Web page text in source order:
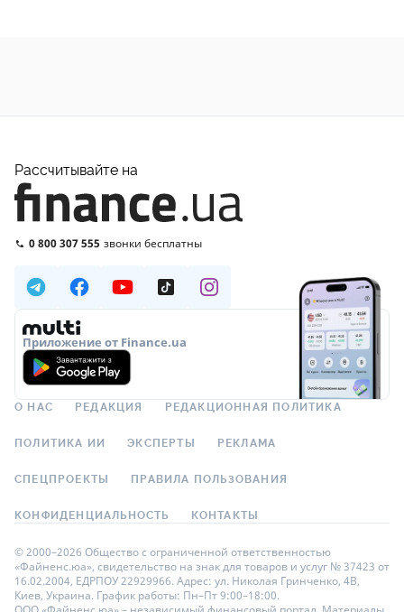
Рассчитывайте на
0 800 307 555 звонки бесплатны
Приложение от Finance.ua
О НАС РЕДАКЦИЯ РЕДАКЦИОННАЯ ПОЛИТИКА
ПОЛИТИКА ИИ ЭКСПЕРТЫ РЕКЛАМА
СПЕЦПРОЕКТЫ ПРАВИЛА ПОЛЬЗОВАНИЯ
КОНФИДЕНЦИАЛЬНОСТЬ КОНТАКТЫ
© 2000–2026 Общество с ограниченной ответственностью
«Файненс.юа», свидетельство на знак для товаров и услуг № 37423 от
16.02.2004, ЕДРПОУ 22929966. Адрес: ул. Николая Гринченко, 4В,
Киев, Украина. График работы: Пн–Пт 9:00–18:00.